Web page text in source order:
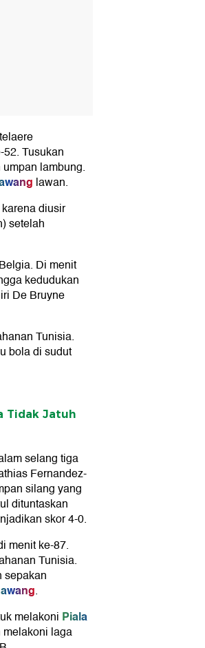
Tusukan
lambung.
lawan.
diusir
setelah
Di menit
kedudukan
De Bruyne
Tunisia.
bola di sudut
Tidak Jatuh
selang tiga
Fernandez-
silang yang
dituntaskan
skor 4-0.
menit ke-87.
Tunisia.
sepakan
.
melakoni Piala
laga